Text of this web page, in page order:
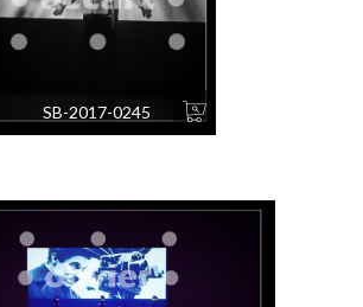
SB-2017-0245
Boutique